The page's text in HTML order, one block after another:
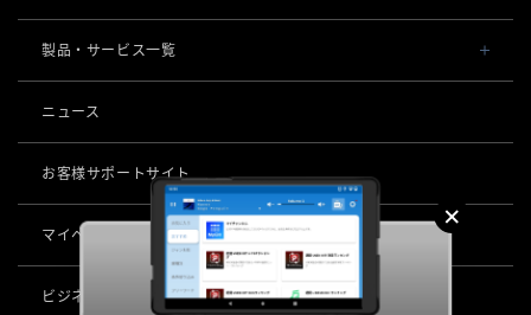
会社概要・役員一覧
社長メッセージ
事業所一覧
店舗DX
製品・サービス一覧
POSレジ 他
USENセルフレジ
USENレジTAB BEAUTY
USENレジTAB STORE
オーダーシステム
USEN Ticket & Pay
USEN ハンディ
USEN Mobile Order
キャッシュレス決済
USEN PAY
ロボティクス
導入事例
ニュース
お客様サポートサイト
マイページ （USEN MEMBERS）
ビジネスパートナー企業募集